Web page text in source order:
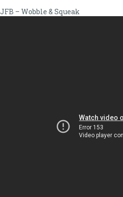
JFB – Wobble & Squeak